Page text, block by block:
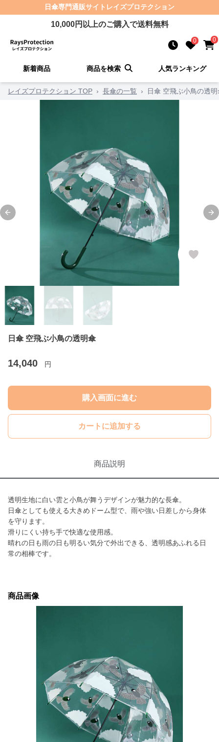
日傘専門通販サイト レイズプロテクション
10,000円以上のご購入で送料無料
0 0
新着商品 商品を検索 人気ランキング
レイズプロテクション TOP › 長傘の一覧 › 日傘 空飛ぶ小鳥の透明
Previous slide
日傘 空飛ぶ小鳥の透明傘
14,040 円
購入画面に進む
カートに追加する
商品説明
透明生地に白い雲と小鳥が舞うデザインが魅力的な長傘。
日傘としても使える大きめドーム型で、雨や強い日差しから身体
を守ります。
滑りにくい持ち手で快適な使用感。
晴れの日も雨の日も明るい気分で外出できる、透明感あふれる日
常の相棒です。
商品画像